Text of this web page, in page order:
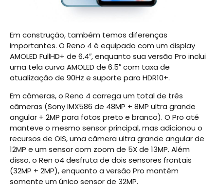
Em construção, também temos diferenças
importantes. O Reno 4 é equipado com um display
AMOLED FullHD+ de 6.4″, enquanto sua versão Pro inclui
uma tela curva AMOLED de 6.5″ com taxa de
atualização de 90Hz e suporte para HDR10+.
Em câmeras, o Reno 4 carrega um total de três
câmeras (Sony IMX586 de 48MP + 8MP ultra grande
angular + 2MP para fotos preto e branco). O Pro até
manteve o mesmo sensor principal, mas adicionou o
recursos de OIS, uma câmera ultra grande angular de
12MP e um sensor com zoom de 5X de 13MP. Além
disso, o Ren o4 desfruta de dois sensores frontais
(32MP + 2MP), enquanto a versão Pro mantém
somente um único sensor de 32MP.